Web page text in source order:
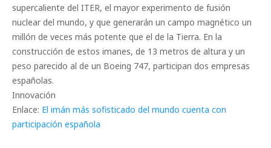
supercaliente del ITER, el mayor experimento de fusión
nuclear del mundo, y que generarán un campo magnético un
millón de veces más potente que el de la Tierra. En la
construcción de estos imanes, de 13 metros de altura y un
peso parecido al de un Boeing 747, participan dos empresas
españolas.
Innovación
Enlace: El imán más sofisticado del mundo cuenta con
participación española